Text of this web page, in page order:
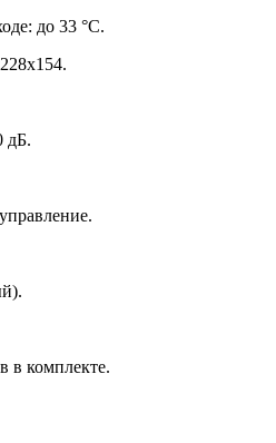
до 33 °С.
дБ.
в комплекте.